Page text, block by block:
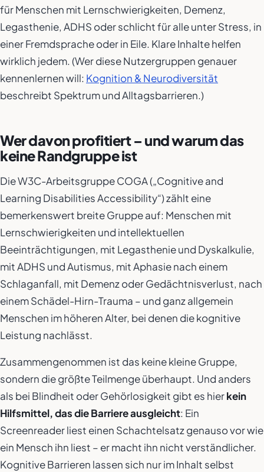
für Menschen mit Lernschwierigkeiten, Demenz,
Legasthenie, ADHS oder schlicht für alle unter Stress, in
einer Fremdsprache oder in Eile. Klare Inhalte helfen
wirklich jedem. (Wer diese Nutzergruppen genauer
kennenlernen will: Kognition & Neurodiversität
beschreibt Spektrum und Alltagsbarrieren.)
Wer davon profitiert – und warum das
keine Randgruppe ist
Die W3C-Arbeitsgruppe COGA („Cognitive and
Learning Disabilities Accessibility“) zählt eine
bemerkenswert breite Gruppe auf: Menschen mit
Lernschwierigkeiten und intellektuellen
Beeinträchtigungen, mit Legasthenie und Dyskalkulie,
mit ADHS und Autismus, mit Aphasie nach einem
Schlaganfall, mit Demenz oder Gedächtnisverlust, nach
einem Schädel-Hirn-Trauma – und ganz allgemein
Menschen im höheren Alter, bei denen die kognitive
Leistung nachlässt.
Zusammengenommen ist das keine kleine Gruppe,
sondern die größte Teilmenge überhaupt. Und anders
als bei Blindheit oder Gehörlosigkeit gibt es hierkein
Hilfsmittel, das die Barriere ausgleicht: Ein
Screenreader liest einen Schachtelsatz genauso vor wie
ein Mensch ihn liest – er macht ihn nicht verständlicher.
Kognitive Barrieren lassen sich nur im Inhalt selbst